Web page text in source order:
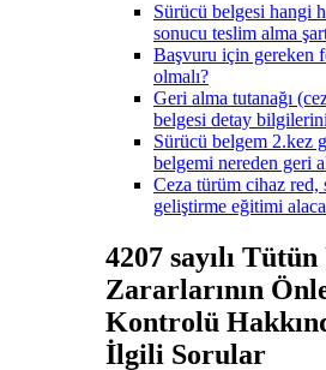
Sürücü belgesi hangi
sonucu teslim alma
Başvuru için gereken
olmalı?
Geri alma tutanağı
belgesi detay
Sürücü belgem 2.kez
belgemi nereden geri
Ceza türüm cihaz red,
geliştirme eğitimi
4207 sayılı
Zararlarının
Kontrolü
İlgili Sorular